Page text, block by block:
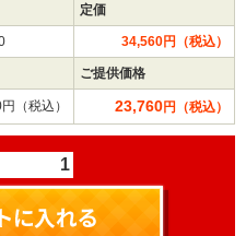
定価
34,560円（税込）
ご提供価格
（税込） 23,760円（税込）